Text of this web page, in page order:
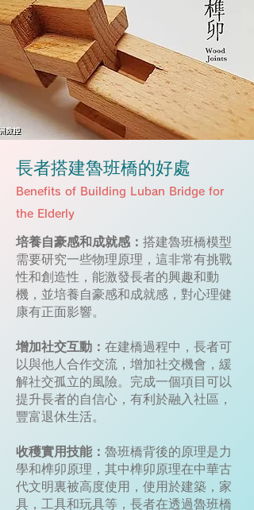
​長者​搭建魯班橋的好處
Benefits of Building Luban Bridge for
the Elderly
培養自豪感和成就感： 搭建魯班橋模型
需要研究一些物理原理，這非常有挑戰
性和創造性，能激發長者的興趣和動
機，並培養自豪感和成就感，對心理健
康有正面影響。
增加社交互動： 在建橋過程中，長者可
以與他人合作交流，增加社交機會，緩
解社交孤立的風險。完成一個項目可以
提升長者的自信心，有利於融入社區，
豐富退休生活。
收穫實用技能： 魯班橋背後的原理是力
學和榫卯原理，其中榫卯原理在中華古
代文明裏被高度使用，使用於建築，家
具，工具和玩具等，長者在透過魯班橋